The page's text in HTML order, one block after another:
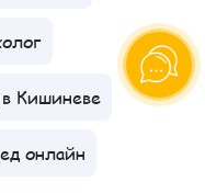
Кишиневе
онлайн